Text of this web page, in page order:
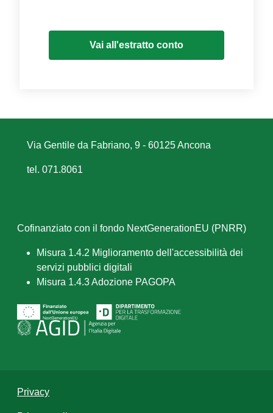
Vai all'estratto conto
Via Gentile da Fabriano, 9 - 60125 Ancona
tel. 071.8061
Cofinanziato con il fondo NextGenerationEU (PNRR)
Misura 1.4.2 Miglioramento dell'accessibilità dei
servizi pubblici digitali
Misura 1.4.3 Adozione PAGOPA
Privacy